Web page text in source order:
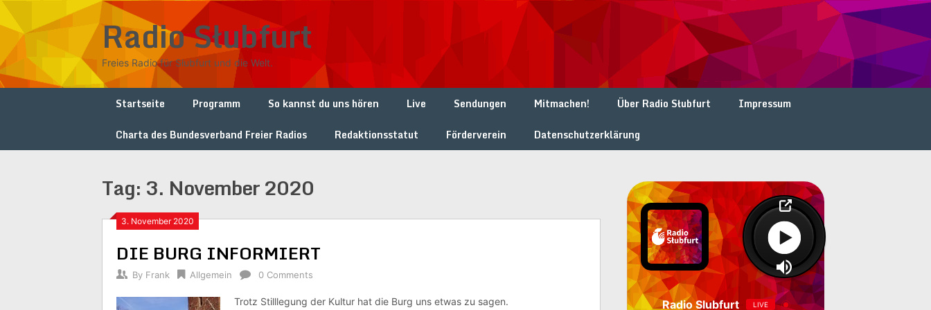
Skip
to
content
Radio Słubfurt
Freies Radio für Słubfurt und die Welt.
Startseite Programm So kannst du uns hören Live Sendungen Mitmachen! Über Radio Słubfurt
Impressum
Charta des Bundesverband Freier Radios
Redaktionsstatut Förderverein Datenschutzerklärung
Tag: 3. November 2020
3. November 2020
DIE BURG INFORMIERT
By Frank Allgemein 0 Comments
Trotz Stilllegung der Kultur hat die Burg uns etwas zu sagen. Radio Slubfurt LIVE